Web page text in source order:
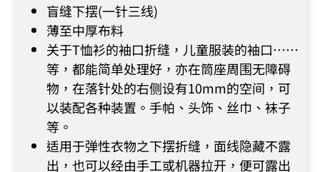
盲缝下摆(一针三线)
薄至中厚布料
关于T恤衫的袖口折缝，儿童服装的袖口……
等，都能简单处理好，亦在筒座周围无障碍
物，在落针处的右侧设有10mm的空间，可
以装配各种装置。手帕、头饰、丝巾、袜子
等。
适用于弹性衣物之下摆折缝，面线隐藏不露
出，也可以经由手工或机器拉开，便可露出